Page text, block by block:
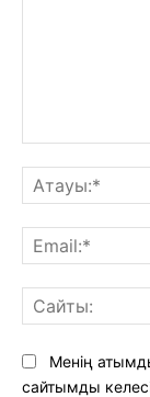
Менің
сайтымды